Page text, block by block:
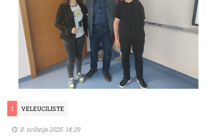
I VELEUCILISTE
8. svibnja 2025. 14:29